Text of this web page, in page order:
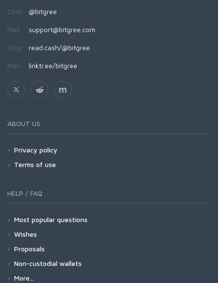
Chat: @bitgree
Mail: support@bitgree.com
Blog: read.cash/@bitgree
Más: linktr.ee/bitgree
ABOUT US
Privacy policy
Terms of use
HELP / FAQ
Most popular questions
Wishes
Proposals
Non-custodial wallets
More...